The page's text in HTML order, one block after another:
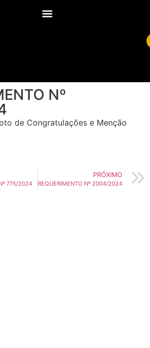
Nº
de Congratulações e Menção
775/2024
PRÓXIMO
REQUERIMENTO Nº 2004/2024